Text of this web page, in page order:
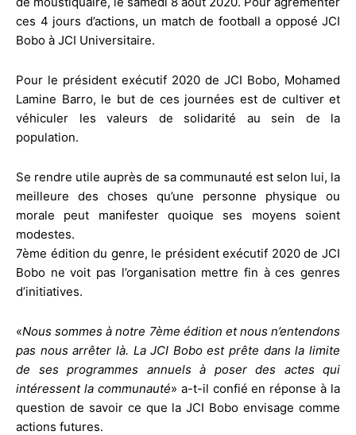
ces 4 jours d’actions, un match de football a opposé JCI
Bobo à JCI Universitaire.
Pour le président exécutif 2020 de JCI Bobo, Mohamed
Lamine Barro, le but de ces journées est de cultiver et
véhiculer les valeurs de solidarité au sein de la
population.
Se rendre utile auprès de sa communauté est selon lui, la
meilleure des choses qu’une personne physique ou
morale peut manifester quoique ses moyens soient
modestes.
7ème édition du genre, le président exécutif 2020 de JCI
Bobo ne voit pas l’organisation mettre fin à ces genres
d’initiatives.
«Nous sommes à notre 7ème édition et nous n’entendons
pas nous arrêter là. La JCI Bobo est prête dans la limite
de ses programmes annuels à poser des actes qui
intéressent la communauté» a-t-il confié en réponse à la
question de savoir ce que la JCI Bobo envisage comme
actions futures.